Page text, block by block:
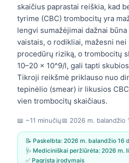
skaičius paprastai reiškia, kad
tyrime (CBC) trombocitų yra
lengvi sumažėjimai dažnai
vaistais, o rodikliai, mažesni
procedūrų riziką, o trombocitų
10–20 × 10^9/l, gali tapti
Tikroji reikšmė priklauso nuo
tepinėlio (smear) ir likusios
vien trombocitų skaičiaus.
📖 ~11 minučių📅 2026 m. balandžio
📝 Paskelbta: 2026 m. balandžio 16
🩺 Mediciniškai peržiūrėta: 2026 m.
✅ Pagrįsta įrodymais